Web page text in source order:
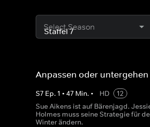
Select Season
Anpassen oder untergehen
S7 Ep. 1 • 47 Min. • HD
12
Sue Aikens ist auf Bärenjagd.
Holmes muss seine Strategie für
Winter ändern.